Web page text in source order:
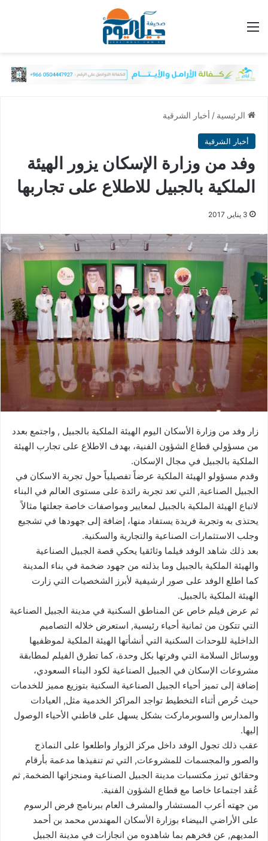
الرئيسية / أخبار الشرقية
أخبار الشرقية
وفد من وزارة الإسكان يزور الهيئة
الملكية بالجبيل للاطلاع على تجاربها
3 يناير, 2017
زار وفد من وزارة الأسكان اليوم الهيئة الملكية بالجبيل , واجتمع بعدد
من مسؤولي قطاع الشؤون الفنية، بهدف الاطلاع على تجارب الهيئة
الملكية بالجبيل في مجال الإسكان.
وقدم مسؤولو الهيئة الملكية عرضاً تفصيلياً حول تجربة الاسكان في
الجبيل الصناعية, التي تعد تجربة رائدة على مستوى العالم في البناء
لاتباع الهيئة الملكية بالجبيل لمعايير ومواصفات خاصة جعلتها مثالاً
يحتذى به وتجربة فريدة يستفاد منها، إضافة إلى جهودها في تشجيع
وجلب الاستثمارات الصناعية والتجارية والسكنية.
بعد ذلك شاهد الوفد فيلما وثائقيا يحكي قصة الجبيل الصناعية
والهيئة الملكية بالجبيل وما بذلته من جهود ضخمة في بناء المدينة
كما اطلع الوفد على صور ارشيفية لأبرز الشخصيات التي زارت
الهيئة الملكية بالجبيل.
ثم عرض فيلم خاص عن المناطق السكنية في مدينة الجبيل الصناعية
التي تتكون من ثمانية أحياء رئيسية, استعرض خلاله التصاميم
الداخلية للوحدات السكنية التي أنشأتها الهيئة الملكية لموظفيها
ووسائل السلامة التي وفرتها بكل وحدة، كما تطرق الفيلم لمطابقة
مشروعات الإسكان في الجبيل الصناعية لكود البناء السعودي،
إضافة إلى تميز أحياء الجبيل الصناعية السكنية بتوزيع مميز للخدمات
حيث حُرص أثناء التخطيط تواجد المراكز الخدمية مثل, العيادات
والمدارس والسوبرماركت بشكل يسهل على قاطني الأحياء الوصول
إليها.
عقب ذلك تجول الوفد داخل مركز الزوار واطلعوا على النماذج
والصور والمجسمات للمشروعات, التي تم تنفيذها مدعمة بأرقام
وحقائق تبرز مكتسبات مدينة الجبيل الصناعية ومنجزاتها الضخمة, ثم
عُقد اجتماعا خاصا مع قطاع الشؤون الفنية.
من جهته أعرب المستشار والمشرف العام ببرنامج فرض الرسوم
على الأراضي البيضاء بوزارة الأسكان المهندس محمد بن أحمد
المديهم, عن فخرهم بما شاهدوه من انجازات في مدينة الجبيل